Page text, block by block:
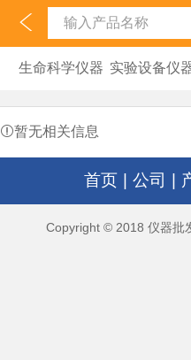
生命科学仪器 实验设备仪
暂无相关信息
首页 公司
Copyright © 2018 仪器批